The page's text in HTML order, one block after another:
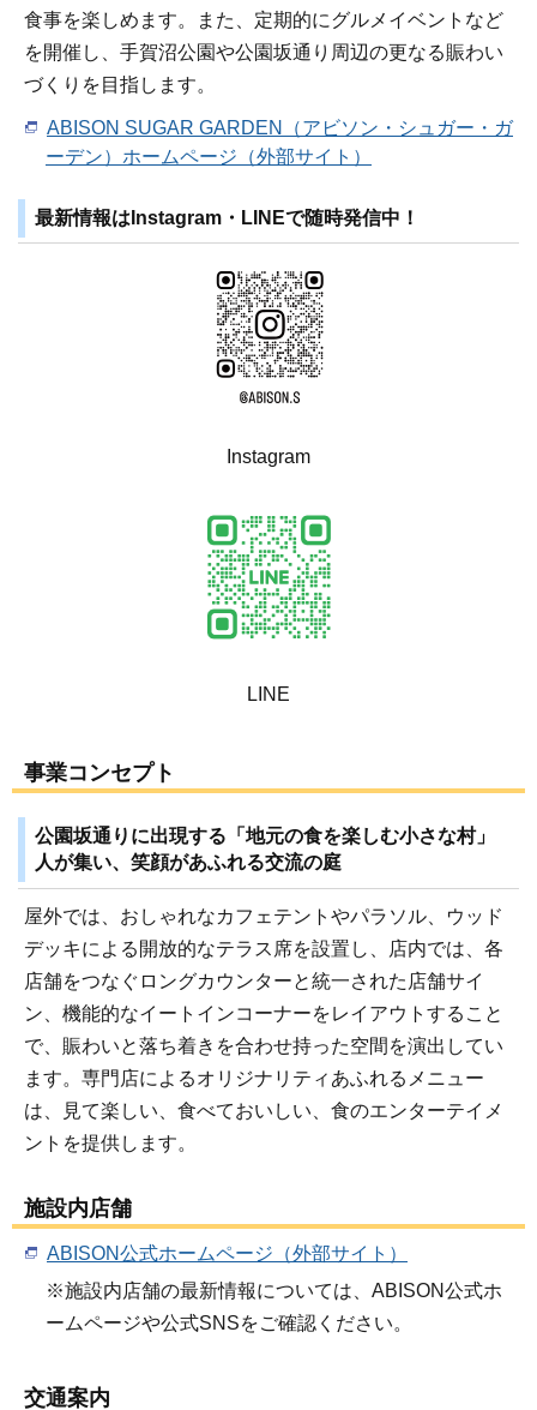
食事を楽しめます。また、定期的にグルメイベントなど
を開催し、手賀沼公園や公園坂通り周辺の更なる賑わい
づくりを目指します。
ABISON SUGAR GARDEN（アビソン・シュガー・ガ
ーデン）ホームページ（外部サイト）
最新情報はInstagram・LINEで随時発信中！
Instagram
LINE
事業コンセプト
公園坂通りに出現する「地元の食を楽しむ小さな村」
人が集い、笑顔があふれる交流の庭
屋外では、おしゃれなカフェテントやパラソル、ウッド
デッキによる開放的なテラス席を設置し、店内では、各
店舗をつなぐロングカウンターと統一された店舗サイ
ン、機能的なイートインコーナーをレイアウトすること
で、賑わいと落ち着きを合わせ持った空間を演出してい
ます。専門店によるオリジナリティあふれるメニュー
は、見て楽しい、食べておいしい、食のエンターテイメ
ントを提供します。
施設内店舗
ABISON公式ホームページ（外部サイト）
※施設内店舗の最新情報については、ABISON公式ホ
ームページや公式SNSをご確認ください。
交通案内